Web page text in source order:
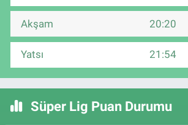
Akşam 20:20
Yatsı 21:54
Süper Lig Puan Durumu